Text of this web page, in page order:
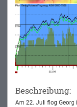
Beschreibung:
Am 22. Juli flog Georg